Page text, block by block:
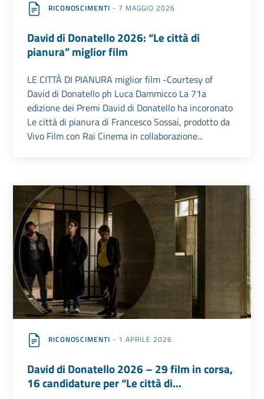
RICONOSCIMENTI - 7 MAGGIO 2026
David di Donatello 2026: “Le città di
pianura” miglior film
LE CITTÀ DI PIANURA miglior film -Courtesy of
David di Donatello ph Luca Dammicco La 71a
edizione dei Premi David di Donatello ha incoronato
Le città di pianura di Francesco Sossai, prodotto da
Vivo Film con Rai Cinema in collaborazione...
RICONOSCIMENTI - 1 APRILE 2026
David di Donatello 2026 – 29 film in corsa,
16 candidature per “Le città di...